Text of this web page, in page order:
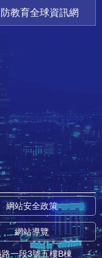
教育全球資訊網
網站安全政策
網站導覽
一段3號五樓B棟